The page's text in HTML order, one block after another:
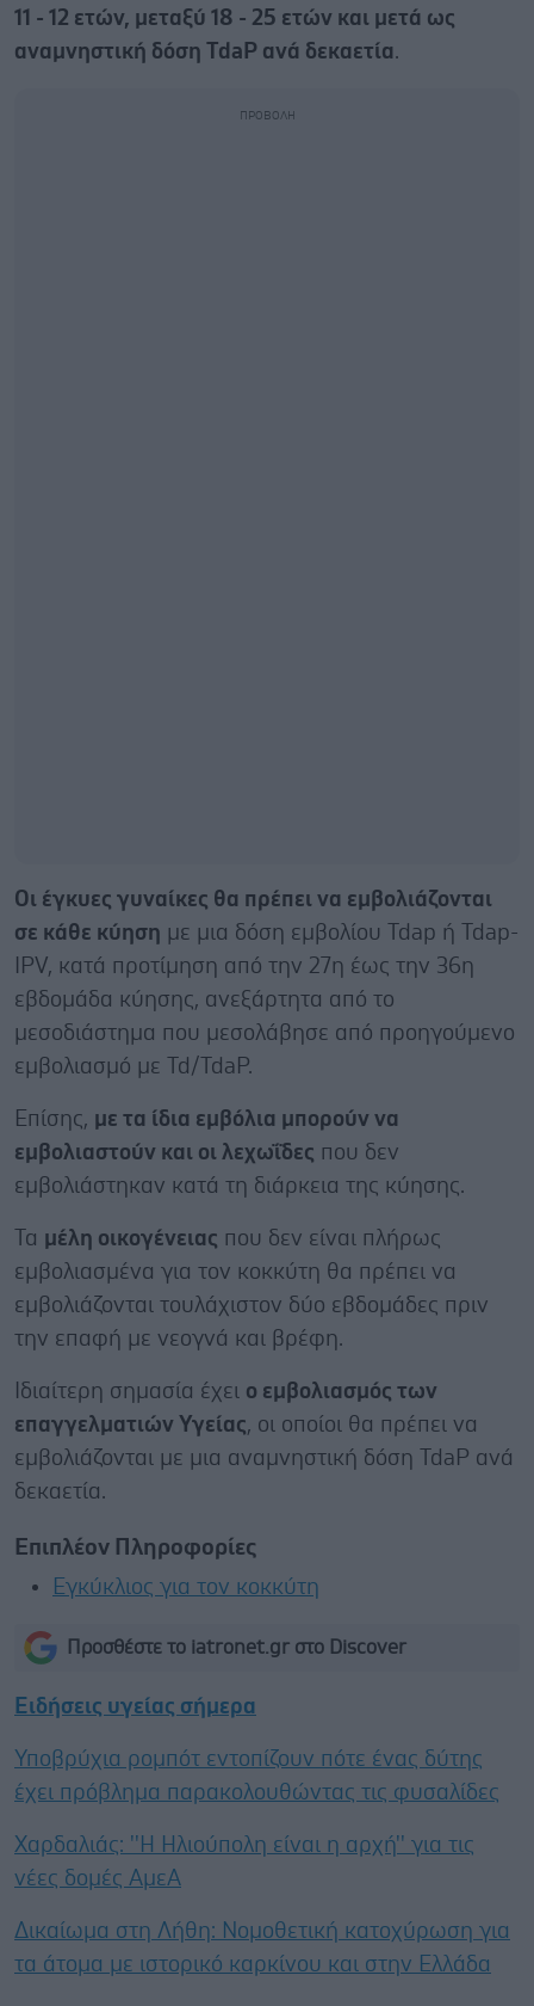
11 - 12 ετών, μεταξύ 18 - 25 ετών και μετά ως
αναμνηστική δόση TdaP ανά δεκαετία.
Οι έγκυες γυναίκες θα πρέπει να εμβολιάζονται
σε κάθε κύηση με μια δόση εμβολίου Tdap ή Tdap-
IPV, κατά προτίμηση από την 27η έως την 36η
εβδομάδα κύησης, ανεξάρτητα από το
μεσοδιάστημα που μεσολάβησε από προηγούμενο
εμβολιασμό με Td/TdaP.
Επίσης, με τα ίδια εμβόλια μπορούν να
εμβολιαστούν και οι λεχωΐδες που δεν
εμβολιάστηκαν κατά τη διάρκεια της κύησης.
Τα μέλη οικογένειας που δεν είναι πλήρως
εμβολιασμένα για τον κοκκύτη θα πρέπει να
εμβολιάζονται τουλάχιστον δύο εβδομάδες πριν
την επαφή με νεογνά και βρέφη.
Ιδιαίτερη σημασία έχει ο εμβολιασμός των
επαγγελματιών Υγείας, οι οποίοι θα πρέπει να
εμβολιάζονται με μια αναμνηστική δόση TdaP ανά
δεκαετία.
Επιπλέον Πληροφορίες
Εγκύκλιος για τον κοκκύτη
Προσθέστε το iatronet.gr στο Discover
Ειδήσεις υγείας σήμερα
Υποβρύχια ρομπότ εντοπίζουν πότε ένας δύτης
έχει πρόβλημα παρακολουθώντας τις φυσαλίδες
Χαρδαλιάς: ''Η Ηλιούπολη είναι η αρχή'' για τις
νέες δομές ΑμεΑ
Δικαίωμα στη Λήθη: Νομοθετική κατοχύρωση για
τα άτομα με ιστορικό καρκίνου και στην Ελλάδα